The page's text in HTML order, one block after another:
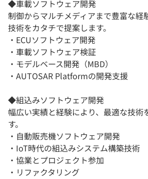
◆車載ソフトウェア開発
制御からマルチメディアまで豊富な経
技術をカタチで提案します。
・ECUソフトウェア開発
・車載ソフトウェア検証
・モデルベース開発（MBD）
・AUTOSAR Platformの開発支援
◆組込みソフトウェア開発
幅広い実績と経験により、最適な技術
す。
・自動販売機ソフトウェア開発
・IoT時代の組込みシステム構築技術
・協業とプロジェクト参加
・リファクタリング